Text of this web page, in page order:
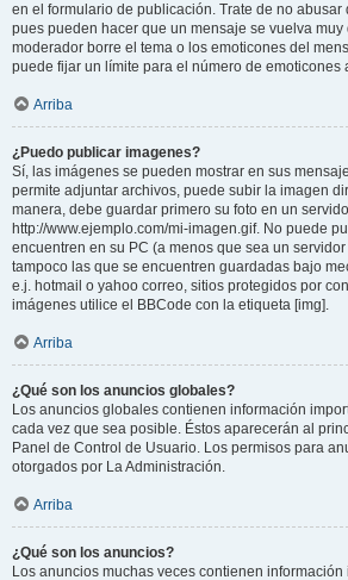
en el formulario de publicación. Trate de no abusar
pues pueden hacer que un mensaje se vuelva muy
moderador borre el tema o los emoticones del
puede fijar un límite para el número de emoticones
Arriba
¿Puedo publicar imagenes?
Sí, las imágenes se pueden mostrar en sus
permite adjuntar archivos, puede subir la imagen
manera, debe guardar primero su foto en un
http://www.ejemplo.com/mi-imagen.gif. No puede
encuentren en su PC (a menos que sea un
tampoco las que se encuentren guardadas bajo
e.j. hotmail o yahoo correo, sitios protegidos por
imágenes utilice el BBCode con la etiqueta [img].
Arriba
¿Qué son los anuncios globales?
Los anuncios globales contienen información
cada vez que sea posible. Éstos aparecerán al
Panel de Control de Usuario. Los permisos para
otorgados por La Administración.
Arriba
¿Qué son los anuncios?
Los anuncios muchas veces contienen